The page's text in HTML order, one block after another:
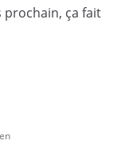
prochain, ça fait